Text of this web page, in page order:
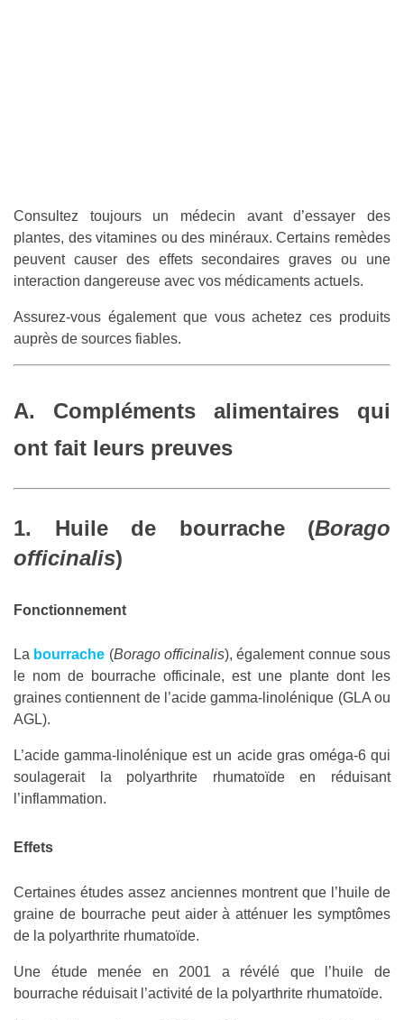
Consultez toujours un médecin avant d’essayer des
plantes, des vitamines ou des minéraux. Certains remèdes
peuvent causer des effets secondaires graves ou une
interaction dangereuse avec vos médicaments actuels.
Assurez-vous également que vous achetez ces produits
auprès de sources fiables.
A. Compléments alimentaires qui
ont fait leurs preuves
1. Huile de bourrache (Borago
officinalis)
Fonctionnement
La bourrache (Borago officinalis), également connue sous
le nom de bourrache officinale, est une plante dont les
graines contiennent de l’acide gamma-linolénique (GLA ou
AGL).
L’acide gamma-linolénique est un acide gras oméga-6 qui
soulagerait la polyarthrite rhumatoïde en réduisant
l’inflammation.
Effets
Certaines études assez anciennes montrent que l’huile de
graine de bourrache peut aider à atténuer les symptômes
de la polyarthrite rhumatoïde.
Une étude menée en 2001 a révélé que l’huile de
bourrache réduisait l’activité de la polyarthrite rhumatoïde.